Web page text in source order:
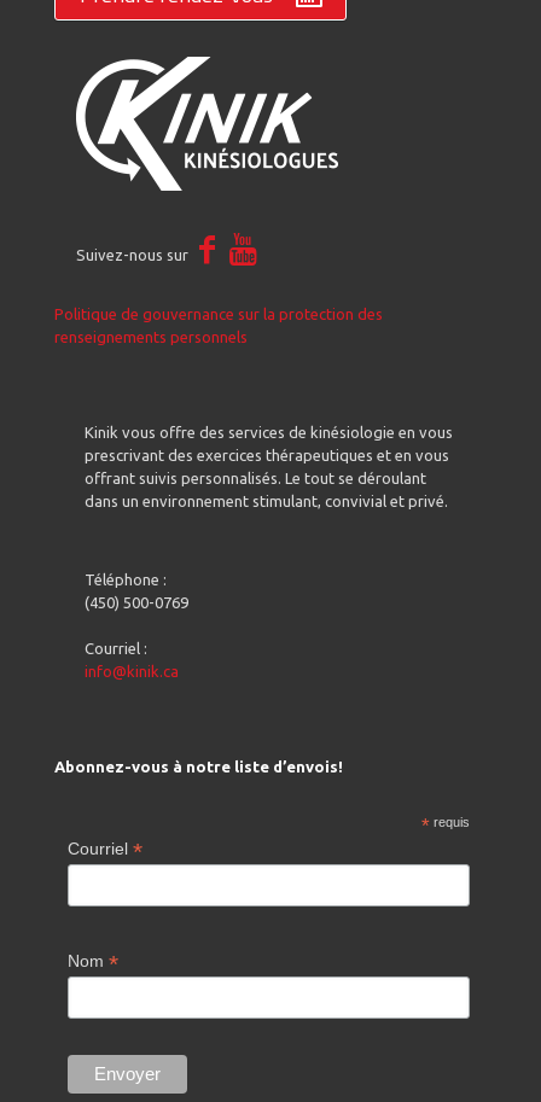
Suivez-nous sur
Politique de gouvernance sur la protection des
renseignements personnels
Kinik vous offre des services de kinésiologie en vous
prescrivant des exercices thérapeutiques et en vous
offrant suivis personnalisés. Le tout se déroulant
dans un environnement stimulant, convivial et privé.
Téléphone :
(450) 500-0769
Courriel :
info@kinik.ca
Abonnez-vous à notre liste d’envois!
* requis
Courriel *
Nom *